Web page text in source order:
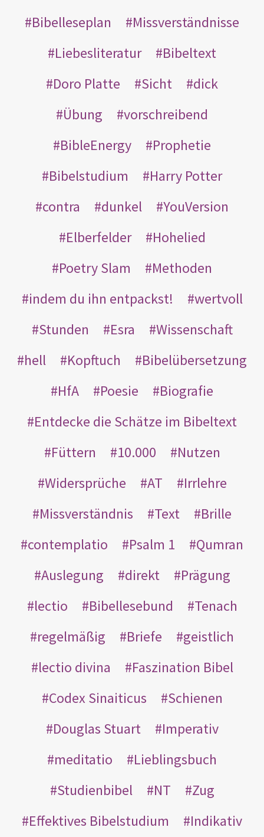
Bibelleseplan
Missverständnisse
Liebesliteratur
Bibeltext
Doro Platte
Sicht
dick
Übung
vorschreibend
BibleEnergy
Prophetie
Bibelstudium
Harry Potter
contra
dunkel
YouVersion
Elberfelder
Hohelied
Poetry Slam
Methoden
indem du ihn entpackst!
wertvoll
Stunden
Esra
Wissenschaft
hell
Kopftuch
Bibelübersetzung
HfA
Poesie
Biografie
Entdecke die Schätze im Bibeltext
Füttern
10.000
Nutzen
Widersprüche
AT
Irrlehre
Missverständnis
Text
Brille
contemplatio
Psalm 1
Qumran
Auslegung
direkt
Prägung
lectio
Bibellesebund
Tenach
regelmäßig
Briefe
geistlich
lectio divina
Faszination Bibel
Codex Sinaiticus
Schienen
Douglas Stuart
Imperativ
meditatio
Lieblingsbuch
Studienbibel
NT
Zug
Effektives Bibelstudium
Indikativ